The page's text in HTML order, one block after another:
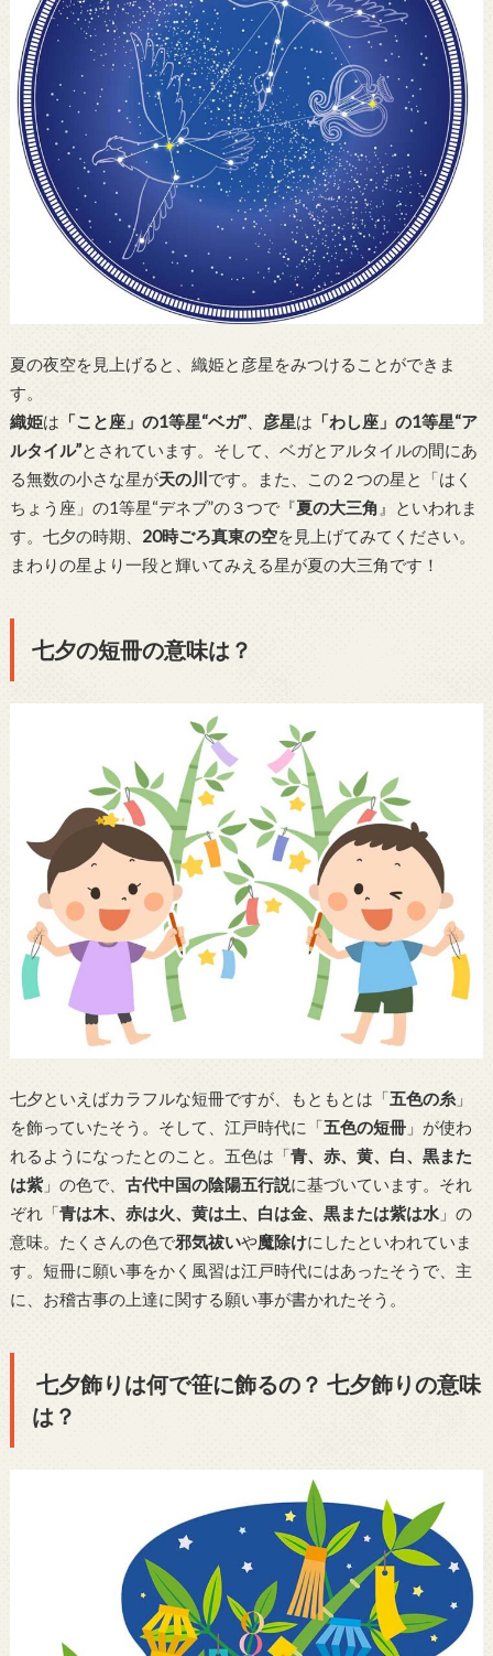
夏の夜空を見上げると、織姫と彦星をみつけることができま
す。
織姫は 「こと座」の1等星“ベガ”、 彦星は 「わし座」の1等星“ア
ルタイル”とされています。そして、ベガとアルタイルの間にあ
る無数の小さな星が天の川 です。また、この２つの星と「はく
ちょう座」の1等星“デネブ”の３つで『夏の大三角 』といわれま
す。七夕の時期、 20時ごろ真東の空を見上げてみてください。
まわりの星より一段と輝いてみえる星が夏の大三角です！
七夕の短冊の意味は？
七夕といえばカラフルな短冊ですが、もともとは「五色の糸」
を飾っていたそう。そして、江戸時代に「五色の短冊」が使わ
れるようになったとのこと。五色は「青、赤、黄、白、黒また
は紫」の色で、 古代中国の陰陽五行説に基づいています。それ
ぞれ「青は木、赤は火、黄は土、白は金、黒または紫は水」の
意味。たくさんの色で邪気祓いや魔除けにしたといわれていま
す。短冊に願い事をかく風習は江戸時代にはあったそうで、主
に、お稽古事の上達に関する願い事が書かれたそう。
七夕飾りは何で笹に飾るの？ 七夕飾りの意味
は？